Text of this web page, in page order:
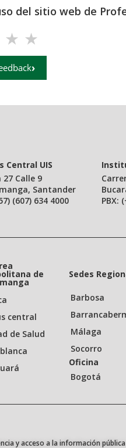
del sitio web de